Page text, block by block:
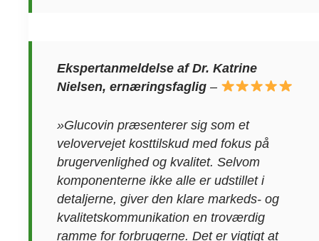
Ekspertanmeldelse af Dr. Katrine
Nielsen, ernæringsfaglig –
»Glucovin præsenterer sig som et
velovervejet kosttilskud med fokus på
brugervenlighed og kvalitet. Selvom
komponenterne ikke alle er udstillet i
detaljerne, giver den klare markeds- og
kvalitetskommunikation en troværdig
ramme for forbrugerne. Det er vigtigt at